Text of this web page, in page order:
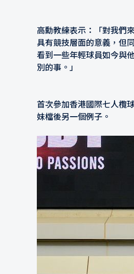
高勳教練表示：「對我們
具有競技層面的意義，但
看到一些年輕球員如今與
別的事。」
首次參加香港國際七人欖
妹檔後另一個例子。